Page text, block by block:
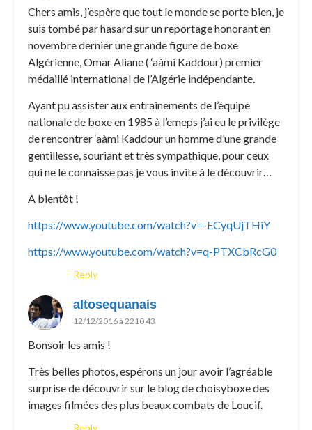
Chers amis, j’espère que tout le monde se porte bien, je
suis tombé par hasard sur un reportage honorant en
novembre dernier une grande figure de boxe
Algérienne, Omar Aliane ( ‘aàmi Kaddour) premier
médaillé international de l’Algérie indépendante.
Ayant pu assister aux entrainements de l’équipe
nationale de boxe en 1985 à l’emeps j’ai eu le privilège
de rencontrer ‘aàmi Kaddour un homme d’une grande
gentillesse, souriant et très sympathique, pour ceux
qui ne le connaisse pas je vous invite à le découvrir…
A bientôt !
https://www.youtube.com/watch?v=-ECyqUjTHiY
https://www.youtube.com/watch?v=q-PTXCbRcG0
Reply
altosequanais
12/12/2016 à 2210 43
Bonsoir les amis !
Très belles photos, espérons un jour avoir l’agréable
surprise de découvrir sur le blog de choisyboxe des
images filmées des plus beaux combats de Loucif.
Reply